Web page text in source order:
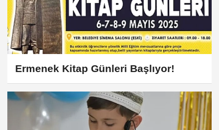
Ermenek Kitap Günleri Başlıyor!